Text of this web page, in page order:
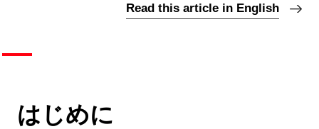
Read this article in English
はじめに